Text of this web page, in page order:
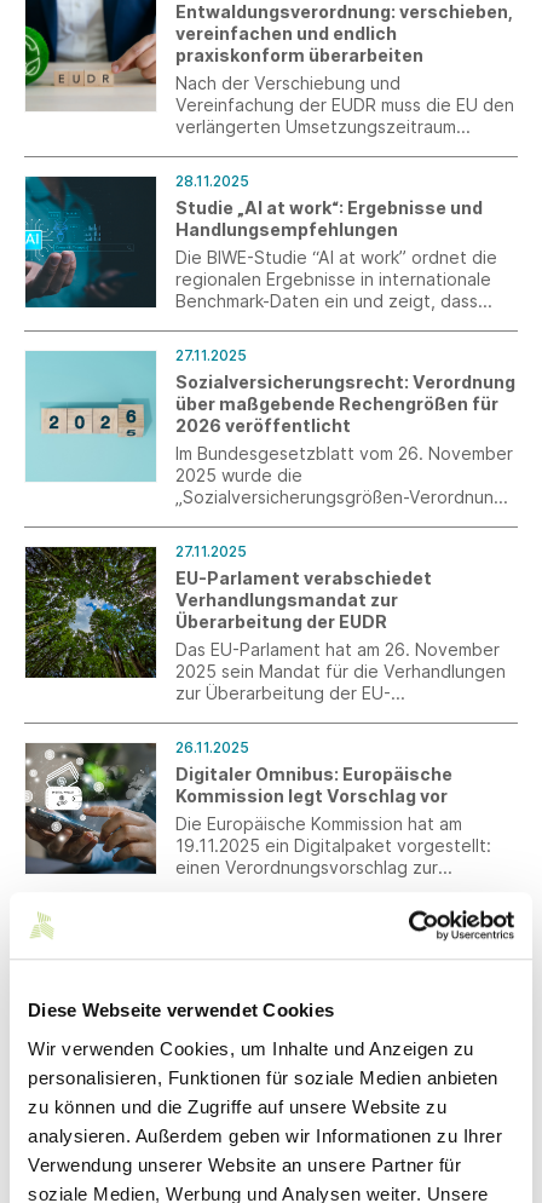
Diese Webseite verwendet Cookies
Wir verwenden Cookies, um Inhalte und Anzeigen zu
personalisieren, Funktionen für soziale Medien anbieten
zu können und die Zugriffe auf unsere Website zu
analysieren. Außerdem geben wir Informationen zu Ihrer
Verwendung unserer Website an unsere Partner für
soziale Medien, Werbung und Analysen weiter. Unsere
Entwaldungsverordnung: verschieben,
vereinfachen und endlich
praxiskonform überarbeiten
Nach der Verschiebung und
Vereinfachung der EUDR muss die EU den
verlängerten Umsetzungszeitraum
28.11.2025
Studie „AI at work“: Ergebnisse und
Handlungsempfehlungen
Die BIWE-Studie “AI at work” ordnet die
regionalen Ergebnisse in internationale
Benchmark-Daten ein und zeigt, dass
von Künstlicher Intelligenz profitieren,
offenbart aber auch ungenutzte
Potenziale.
27.11.2025
Sozialversicherungsrecht: Verordnung
über maßgebende Rechengrößen für
2026 veröffentlicht
Im Bundesgesetzblatt vom 26. November
2025 wurde die
„Sozialversicherungsgrößen-Verordnung
27.11.2025
EU-Parlament verabschiedet
Verhandlungsmandat zur
Überarbeitung der EUDR
Das EU-Parlament hat am 26. November
2025 sein Mandat für die Verhandlungen
zur Überarbeitung der EU-
Ratsvorschlag vom 19. November 2025
weitestgehend angeschlossen.
26.11.2025
Digitaler Omnibus: Europäische
Kommission legt Vorschlag vor
Die Europäische Kommission hat am
19.11.2025 ein Digitalpaket vorgestellt:
einen Verordnungsvorschlag zur
Einführung eines „European business
wallet“ und eine Mitteilung zur Strategie
für eine Datenunion.
Kübler Reforce Workwear der neuen
erstmals vorgestellten
WorkwearKollektion fängt Kübler den
Zeitgeist ein. Kübler Reforce kombiniert
Funktionalität und Nachhaltigkeit mit
stringentem, dynamischem Design auf
neue Weise.
25.11.2025
Lohnsteuer: Steuerliche Behandlung
Aufladen eines Elektrofahrzeuges
Das Bundesministerium der Finanzen hat
ein BMF-Schreiben zur Steuerbefreiung